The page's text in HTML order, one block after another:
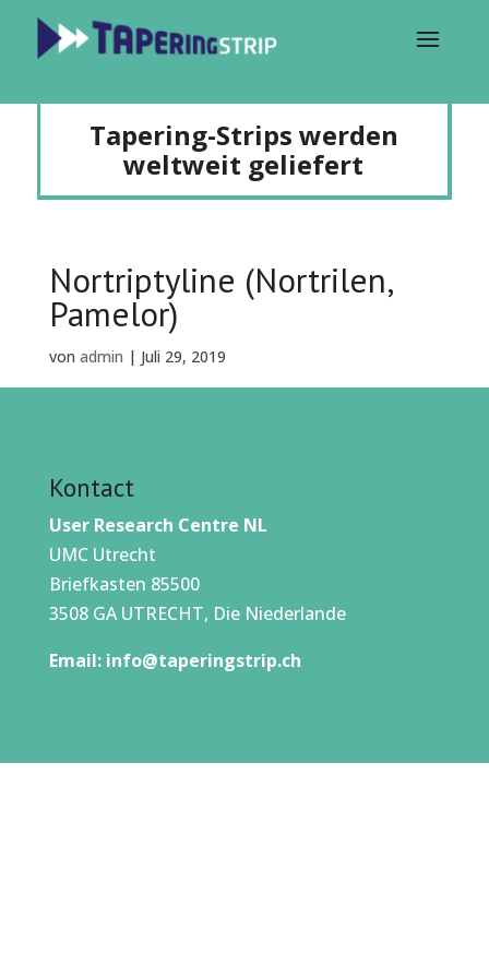
Tapering-Strips werden
weltweit geliefert
Nortriptyline (Nortrilen,
Pamelor)
von admin | Juli 29, 2019
Kontact
User Research Centre NL
UMC Utrecht
Briefkasten 85500
3508 GA UTRECHT, Die Niederlande
Email: info@taperingstrip.ch